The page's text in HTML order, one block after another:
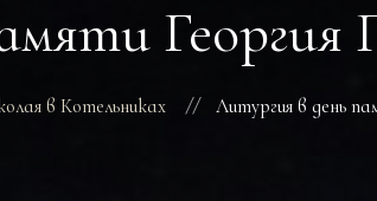
Георгия
в Котельниках Литургия в день